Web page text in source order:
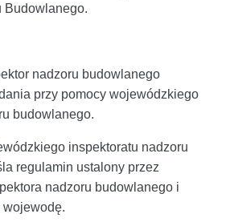
Budowlanego.
nadzoru budowlanego
przy pomocy wojewódzkiego
budowlanego.
inspektoratu nadzoru
regulamin ustalony przez
nadzoru budowlanego i
wojewodę.